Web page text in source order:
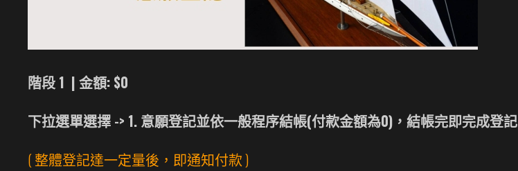
量
階段 1 | 金額: $0
下拉選單選擇 -> 1. 意願登記並依一般程序結帳(付款金額為0)，結帳完即完成登記
( 整體登記達一定量後，即通知付款 )